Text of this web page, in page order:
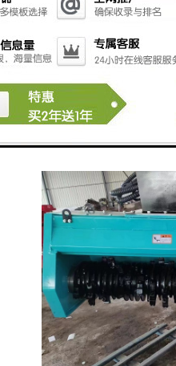
总的来说，挖掘机和微耕
操作方式上存在较大的差
开挖和重型工程项目，而
和家庭农场的日常管理。